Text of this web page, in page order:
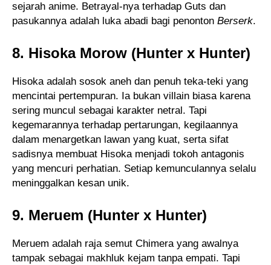
sejarah anime. Betrayal-nya terhadap Guts dan
pasukannya adalah luka abadi bagi penonton Berserk.
8. Hisoka Morow (Hunter x Hunter)
Hisoka adalah sosok aneh dan penuh teka-teki yang
mencintai pertempuran. Ia bukan villain biasa karena
sering muncul sebagai karakter netral. Tapi
kegemarannya terhadap pertarungan, kegilaannya
dalam menargetkan lawan yang kuat, serta sifat
sadisnya membuat Hisoka menjadi tokoh antagonis
yang mencuri perhatian. Setiap kemunculannya selalu
meninggalkan kesan unik.
9. Meruem (Hunter x Hunter)
Meruem adalah raja semut Chimera yang awalnya
tampak sebagai makhluk kejam tanpa empati. Tapi